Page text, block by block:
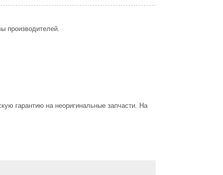
производителей.
гарантию на неоригинальные запчасти. На